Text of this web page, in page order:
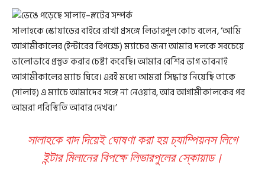
সালাহকে স্কোয়াডের বাইরে রাখা প্রসঙ্গে লিভারপুল কোচ বলেন, ‘আমি
আগামীকালের (ইন্টারের বিপক্ষে) ম্যাচের জন্য আমার দলকে সবচেয়ে
ভালোভাবে প্রস্তুত করার চেষ্টা করেছি। আমার বেশির ভাগ ভাবনাই
আগামীকালের ম্যাচ ঘিরে। এরই মধ্যে আমরা সিদ্ধান্ত নিয়েছি তাকে
(সালাহ) এ ম্যাচে আমাদের সঙ্গে না নেওয়ার, আর আগামীকালকের পর
আমরা পরিস্থিতি আবার দেখব।’
সালাহকে বাদ দিয়েই ঘোষণা করা হয় চ্যাম্পিয়নস লিগে
ইন্টার মিলানের বিপক্ষে লিভারপুলের স্কোয়াড।